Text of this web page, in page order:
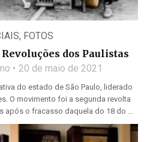
, FOTOS
dos Paulistas
20 de maio de 2021
do estado de São Paulo, liderado
O movimento foi a segunda revolta
o fracasso daquela do 18 do ...